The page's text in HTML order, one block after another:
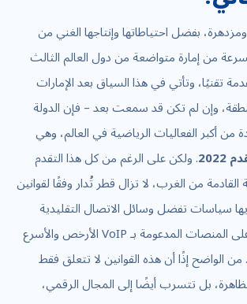
بفضل احتياطاتها وإنتاجها الغني من
من إمارة متواضعة من دول العالم الثالث
تقنيًا، وتأتي في هذا السياق بعد الإمارات
وإن لم تكن قد سمعت بعد – فإن الدولة
أكبر الفعاليات الرياضية في العالم، وهي
. ولكن على الرغم من كل هذا التقدم
القادمة من الغرب، لا تزال قطر تُدار وفقًا لقوانين
سياسات تفضل وسائل الاتصال التقليدية
لشركات الاتصالات على المنصات المدعومة بـ VoIP الأرخص والأسرع
. من الواضح إذًا أن هذه القوانين لا تتعلق فقط
الظاهرة، بل تتسرب أيضًا إلى المجال الرقمي،